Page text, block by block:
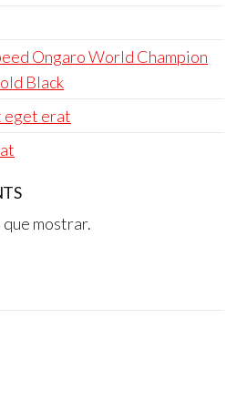
Ongaro World Champion
Black
eget erat
mostrar.